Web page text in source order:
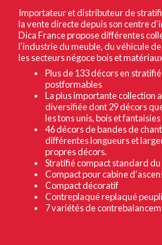
Importateur et distributeur de
la vente directe depuis son centre
Dica France propose différentes
l’industrie du meuble, du véhicule
les secteurs négoce bois et
Plus de 133 décors en
postformables
La plus importante collection
diversifiée dont 29 décors
les tons unis, bois et fantaisies
46 décors de bandes de
différentes longueurs et
propres décors.
Stratifié compact standard du
Compact pour cabine
Compact décoratif
Contreplaqué replaqué
7 variétés de